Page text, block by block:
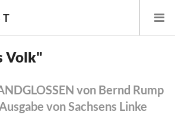
Volk"
von Bernd Rump
von Sachsens Linke